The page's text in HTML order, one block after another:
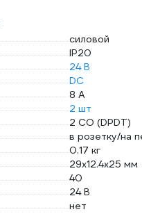
силовой
IP20
24 В
DC
8 А
2 шт
2 CO (DPDT)
в розетку/на
0.17 кг
29х12.4х25 мм
40
24 В
нет